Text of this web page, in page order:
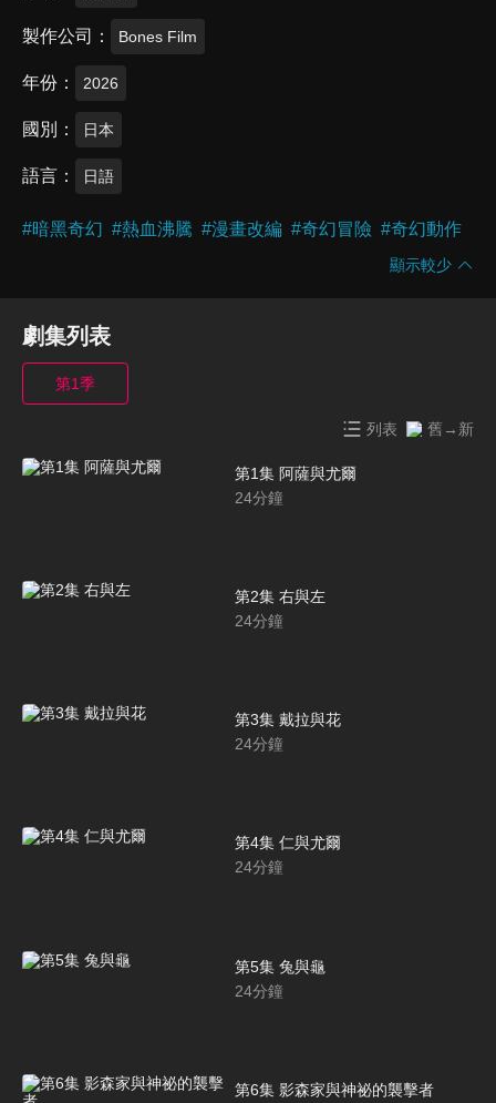
製作公司 Bones Film
年份 2026
國別 日本
語言 日語
#暗黑奇幻 #熱血沸騰 #漫畫改編 #奇幻冒險 #奇幻動作
顯示較少
劇集列表
第1季
列表 舊→新
第1集 阿薩與尤爾
24分鐘
第2集 右與左
24分鐘
第3集 戴拉與花
24分鐘
第4集 仁與尤爾
24分鐘
第5集 兔與龜
24分鐘
第6集 影森家與神祕的襲擊者